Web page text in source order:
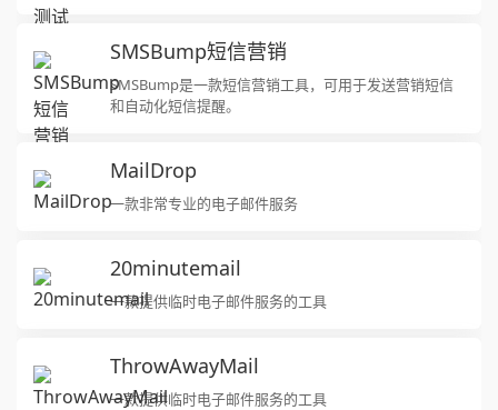
SMSBump短信营销
SMSBump是一款短信营销工具，可用于发送营销短信
和自动化短信提醒。
MailDrop
一款非常专业的电子邮件服务
20minutemail
一款提供临时电子邮件服务的工具
ThrowAwayMail
一款提供临时电子邮件服务的工具